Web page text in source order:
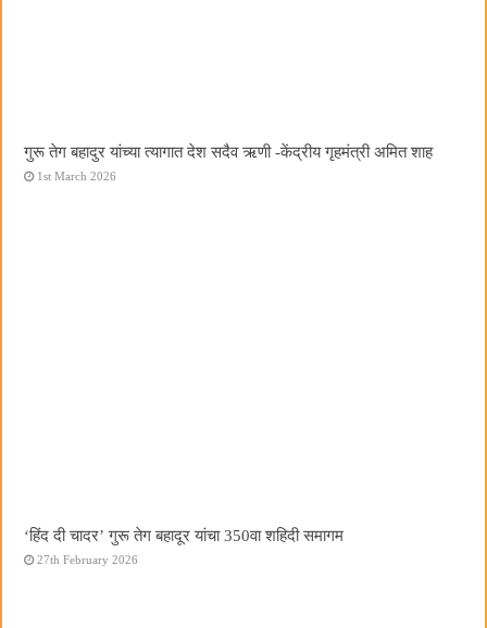
गुरू तेग बहादुर यांच्या त्यागात देश सदैव ऋणी -केंद्रीय गृहमंत्री अमित शाह
1st March 2026
‘हिंद दी चादर’ गुरू तेग बहादूर यांचा 350वा शहिदी समागम
27th February 2026